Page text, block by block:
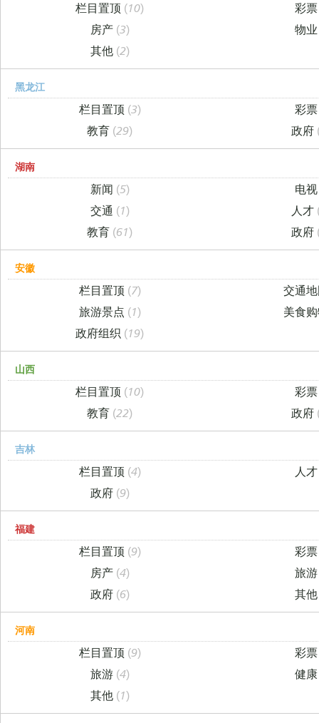
栏目置顶 (10)
彩
房产 (3)
物
其他 (2)
黑龙江
栏目置顶 (3)
彩
教育 (29) 政府
湖南
新闻 (5)
电
交通 (1) 人才
教育 (61) 政府
安徽
栏目置顶 (7)
交通
旅游景点 (1)
美食
政府组织 (19)
山西
栏目置顶 (10)
彩
教育 (22) 政府
吉林
栏目置顶 (4)
人
政府 (9)
福建
栏目置顶 (9)
彩
房产 (4)
旅
政府 (6) 其
河南
栏目置顶 (9)
彩
旅游 (4)
健
其他 (1)